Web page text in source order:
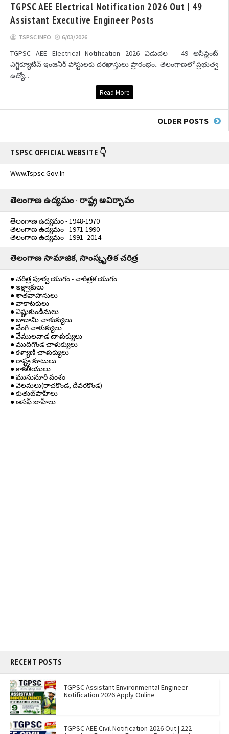
TGPSC AEE Electrical Notification 2026 Out | 49
Assistant Executive Engineer Posts
TSPSC INFO 6/03/2026
TGPSC AEE Electrical Notification 2026 విడుదల – 49 అసిస్టెంట్
ఎగ్జిక్యూటివ్ ఇంజనీర్ పోస్టులకు దరఖాస్తులు ప్రారంభం.. తెలంగాణలో ప్రభుత్వ
ఉద్యో...
Read More
OLDER POSTS
TSPSC OFFICIAL WEBSITE 👇
Www.tspsc.gov.in
తెలంగాణ ఉద్యమం - రాష్ట్ర ఆవిర్భావం
తెలంగాణ ఉద్యమం - 1948-1970
తెలంగాణ ఉద్యమం - 1971-1990
తెలంగాణ ఉద్యమం - 1991- 2014
తెలంగాణ సామాజిక, సాంస్కృతిక చరిత్ర
● చరిత్ర పూర్వ యుగం - చారిత్రక యుగం
● ఇక్ష్వాకులు
● శాతవాహనులు
● వాకాటకులు
● విష్ణుకుండినులు
● బాదామి చాళుక్యులు
● వేంగి చాళుక్యులు
● వేములవాడ చాళుక్యులు
● ముదిగొండ చాళుక్యులు
● కళ్యాణి చాళుక్యులు
● రాష్ట్ర కూటులు
● కాకతీయులు
● ముసునూరి వంశం
● వెలమలు(రాచకొండ, దేవరకొండ)
● కుతుబ్‌షాహీలు
● అసఫ్ జాహీలు
RECENT POSTS
TGPSC Assistant Environmental Engineer
Notification 2026 Apply Online
TGPSC AEE Civil Notification 2026 Out | 222